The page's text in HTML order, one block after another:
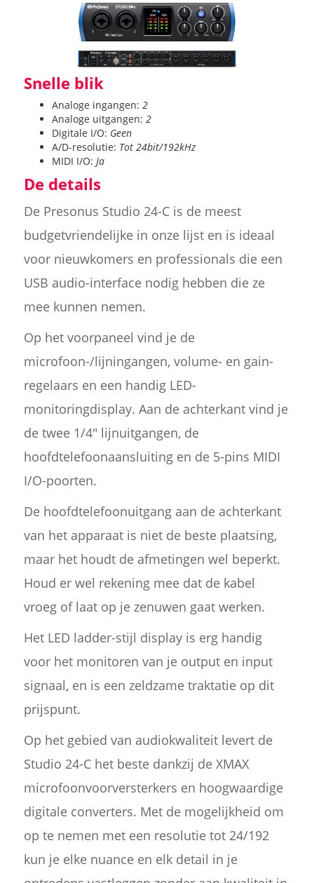
Snelle blik
Analoge ingangen: 2
Analoge uitgangen: 2
Digitale I/O: Geen
A/D-resolutie: Tot 24bit/192kHz
MIDI I/O: Ja
De details
De Presonus Studio 24-C is de meest
budgetvriendelijke in onze lijst en is ideaal
voor nieuwkomers en professionals die een
USB audio-interface nodig hebben die ze
mee kunnen nemen.
Op het voorpaneel vind je de
microfoon-/lijningangen, volume- en gain-
regelaars en een handig LED-
monitoringdisplay. Aan de achterkant vind je
de twee 1/4" lijnuitgangen, de
hoofdtelefoonaansluiting en de 5-pins MIDI
I/O-poorten.
De hoofdtelefoonuitgang aan de achterkant
van het apparaat is niet de beste plaatsing,
maar het houdt de afmetingen wel beperkt.
Houd er wel rekening mee dat de kabel
vroeg of laat op je zenuwen gaat werken.
Het LED ladder-stijl display is erg handig
voor het monitoren van je output en input
signaal, en is een zeldzame traktatie op dit
prijspunt.
Op het gebied van audiokwaliteit levert de
Studio 24-C het beste dankzij de XMAX
microfoonvoorversterkers en hoogwaardige
digitale converters. Met de mogelijkheid om
op te nemen met een resolutie tot 24/192
kun je elke nuance en elk detail in je